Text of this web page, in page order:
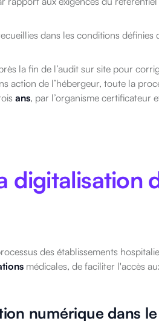
dans les conditions définies
la fin de l’audit sur site pour
action de l’hébergeur, toute la
ans, par l’organisme certificateur
digitalisation
des établissements
médicales, de faciliter l'accès
numérique dans